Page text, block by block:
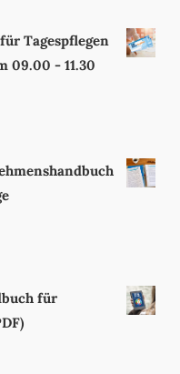
Tagespflegen
09.00 - 11.30
für